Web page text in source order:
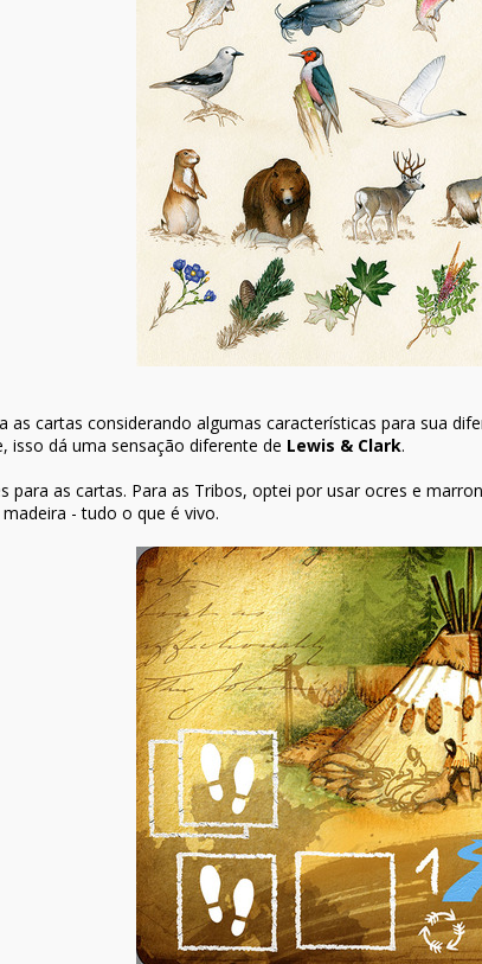
as cartas considerando algumas características para sua
isso dá uma sensação diferente de Lewis & Clark.
para as cartas. Para as Tribos, optei por usar ocres e
- tudo o que é vivo.